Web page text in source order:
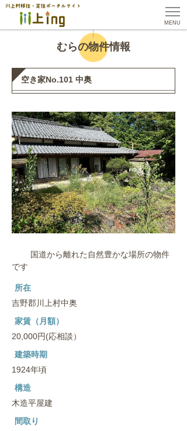
MENU
むらの物件情報
空き家No.101 中奥
国道から離れた自然豊かな場所の物件
です
所在
吉野郡川上村中奥
家賃（月額）
20,000円(応相談）
建築時期
1924年頃
構造
木造平屋建
間取り